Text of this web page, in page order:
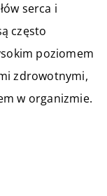
serca i
często
poziomem
zdrowotnymi,
w organizmie.